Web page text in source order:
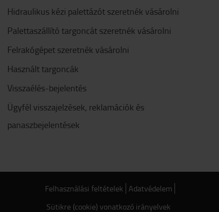
Hidraulikus kézi palettázót szeretnék vásárolni
Palettaszállító targoncát szeretnék vásárolni
Felrakógépet szeretnék vásárolni
Használt targoncák
Visszaélés-bejelentés
Ügyfél visszajelzések, reklamációk és
panaszbejelentések
Felhasználási feltételek Adatvédelem
Sütikre (cookie) vonatkozó irányelvek